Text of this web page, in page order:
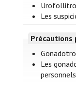
Les
Précautions
Les